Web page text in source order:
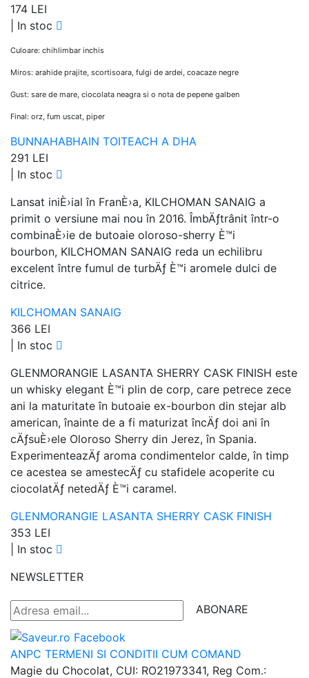
174 LEI
In stoc
Culoare: chihlimbar inchis
Miros: arahide prajite, scortisoara, fulgi de ardei, coacaze negre
Gust: sare de mare, ciocolata neagra si o nota de pepene galben
Final: orz, fum uscat, piper
BUNNAHABHAIN TOITEACH A DHA
291 LEI
In stoc
Lansat iniÈ›ial în FranÈ›a, KILCHOMAN SANAIG a
primit o versiune mai nou în 2016. ÎmbÄƒtrânit într-o
combinaÈ›ie de butoaie oloroso-sherry È™i
bourbon, KILCHOMAN SANAIG reda un echilibru
excelent între fumul de turbÄƒ È™i aromele dulci de
citrice.
KILCHOMAN SANAIG
366 LEI
In stoc
GLENMORANGIE LASANTA SHERRY CASK FINISH este
un whisky elegant È™i plin de corp, care petrece zece
ani la maturitate în butoaie ex-bourbon din stejar alb
american, înainte de a fi maturizat încÄƒ doi ani în
cÄƒsuÈ›ele Oloroso Sherry din Jerez, în Spania.
ExperimenteazÄƒ aroma condimentelor calde, în timp
ce acestea se amestecÄƒ cu stafidele acoperite cu
ciocolatÄƒ netedÄƒ È™i caramel.
GLENMORANGIE LASANTA SHERRY CASK FINISH
353 LEI
In stoc
NEWSLETTER
ABONARE
ANPC TERMENI SI CONDITII CUM COMAND
Magie du Chocolat, CUI: RO21973341, Reg Com.: